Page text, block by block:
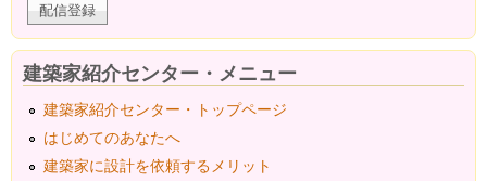
建築家紹介センター・メニュー
建築家紹介センター・トップページ
はじめてのあなたへ
建築家に設計を依頼するメリット